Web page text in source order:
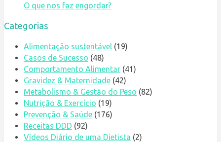
O que nos faz engordar?
Categorias
Alimentação sustentável (19)
Casos de Sucesso (48)
Comportamento Alimentar (41)
Gravidez & Maternidade (42)
Metabolismo & Gestão do Peso (82)
Nutrição & Exercício (19)
Prevenção & Saúde (176)
Receitas DDD (92)
Vídeos Diário de uma Dietista (2)